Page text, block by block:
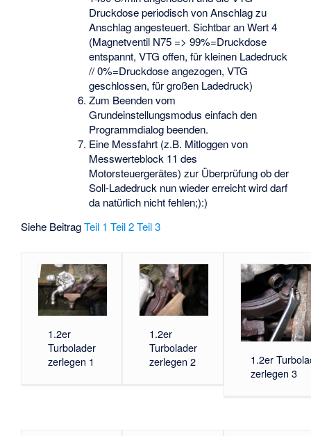
Druckdose periodisch von Anschlag zu
Anschlag angesteuert. Sichtbar an Wert 4
(Magnetventil N75 => 99%=Druckdose
entspannt, VTG offen, für kleinen Ladedruck
// 0%=Druckdose angezogen, VTG
geschlossen, für großen Ladedruck)
Zum Beenden vom
Grundeinstellungsmodus einfach den
Programmdialog beenden.
Eine Messfahrt (z.B. Mitloggen von
Messwerteblock 11 des
Motorsteuergerätes) zur Überprüfung ob der
Soll-Ladedruck nun wieder erreicht wird darf
da natürlich nicht fehlen;):)
Siehe BeitragTeil 1 Teil 2 Teil 3
1.2er
Turbolader
zerlegen 1
1.2er
Turbolader
zerlegen 2
1.2er
zerlegen 3